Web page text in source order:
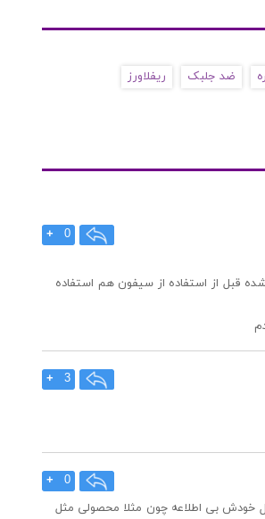
ضد جلبک ریفلاورز
0
+
رفتن روي بسته بندي توصيه شده قبل از استفاده از سيفون هم استفاده
3
+
0
+
خودش بی اطلاعه چون مثلا محصولی مثل